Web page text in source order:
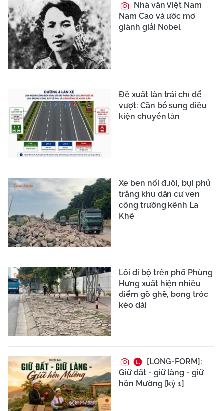
Nhà văn Việt Nam
Nam Cao và ước mơ
giành giải Nobel
Đề xuất làn trái chỉ để
vượt: Cần bổ sung điều
kiện chuyển làn
Xe ben nối đuôi, bụi phủ
trắng khu dân cư ven
công trường kênh La
Khê
Lối đi bộ trên phố Phùng
Hưng xuất hiện nhiều
điểm gồ ghề, bong tróc
kéo dài
[LONG-FORM]:
Giữ đất - giữ làng - giữ
hồn Mường [kỳ 1]